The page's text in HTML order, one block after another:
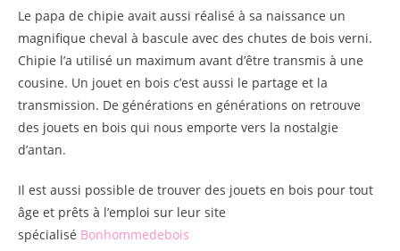
Le papa de chipie avait aussi réalisé à sa naissance un
magnifique cheval à bascule avec des chutes de bois verni.
Chipie l’a utilisé un maximum avant d’être transmis à une
cousine. Un jouet en bois c’est aussi le partage et la
transmission. De générations en générations on retrouve
des jouets en bois qui nous emporte vers la nostalgie
d’antan.
Il est aussi possible de trouver des jouets en bois pour tout
âge et prêts à l’emploi sur leur site
spécialisé Bonhommedebois